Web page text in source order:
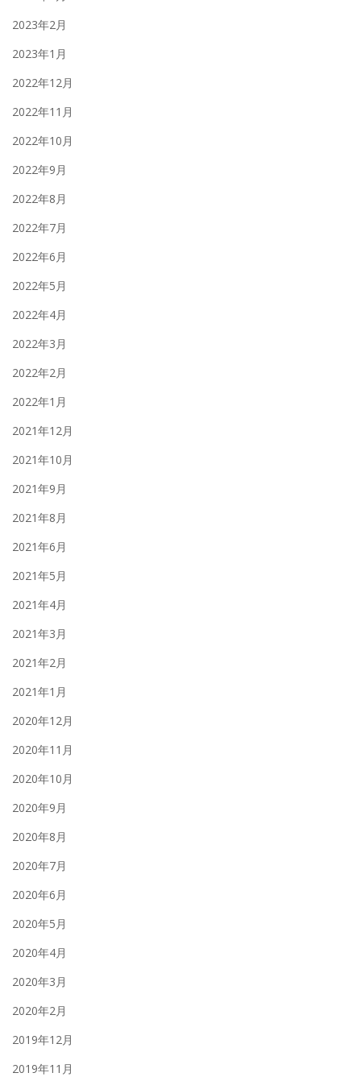
2023年2月
2023年1月
2022年12月
2022年11月
2022年10月
2022年9月
2022年8月
2022年7月
2022年6月
2022年5月
2022年4月
2022年3月
2022年2月
2022年1月
2021年12月
2021年10月
2021年9月
2021年8月
2021年6月
2021年5月
2021年4月
2021年3月
2021年2月
2021年1月
2020年12月
2020年11月
2020年10月
2020年9月
2020年8月
2020年7月
2020年6月
2020年5月
2020年4月
2020年3月
2020年2月
2019年12月
2019年11月